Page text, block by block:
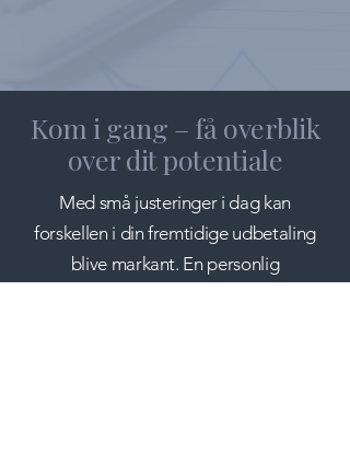
Kom i gang – få overblik
over dit potentiale
Med små justeringer i dag kan
forskellen i din fremtidige udbetaling
blive markant. En personlig